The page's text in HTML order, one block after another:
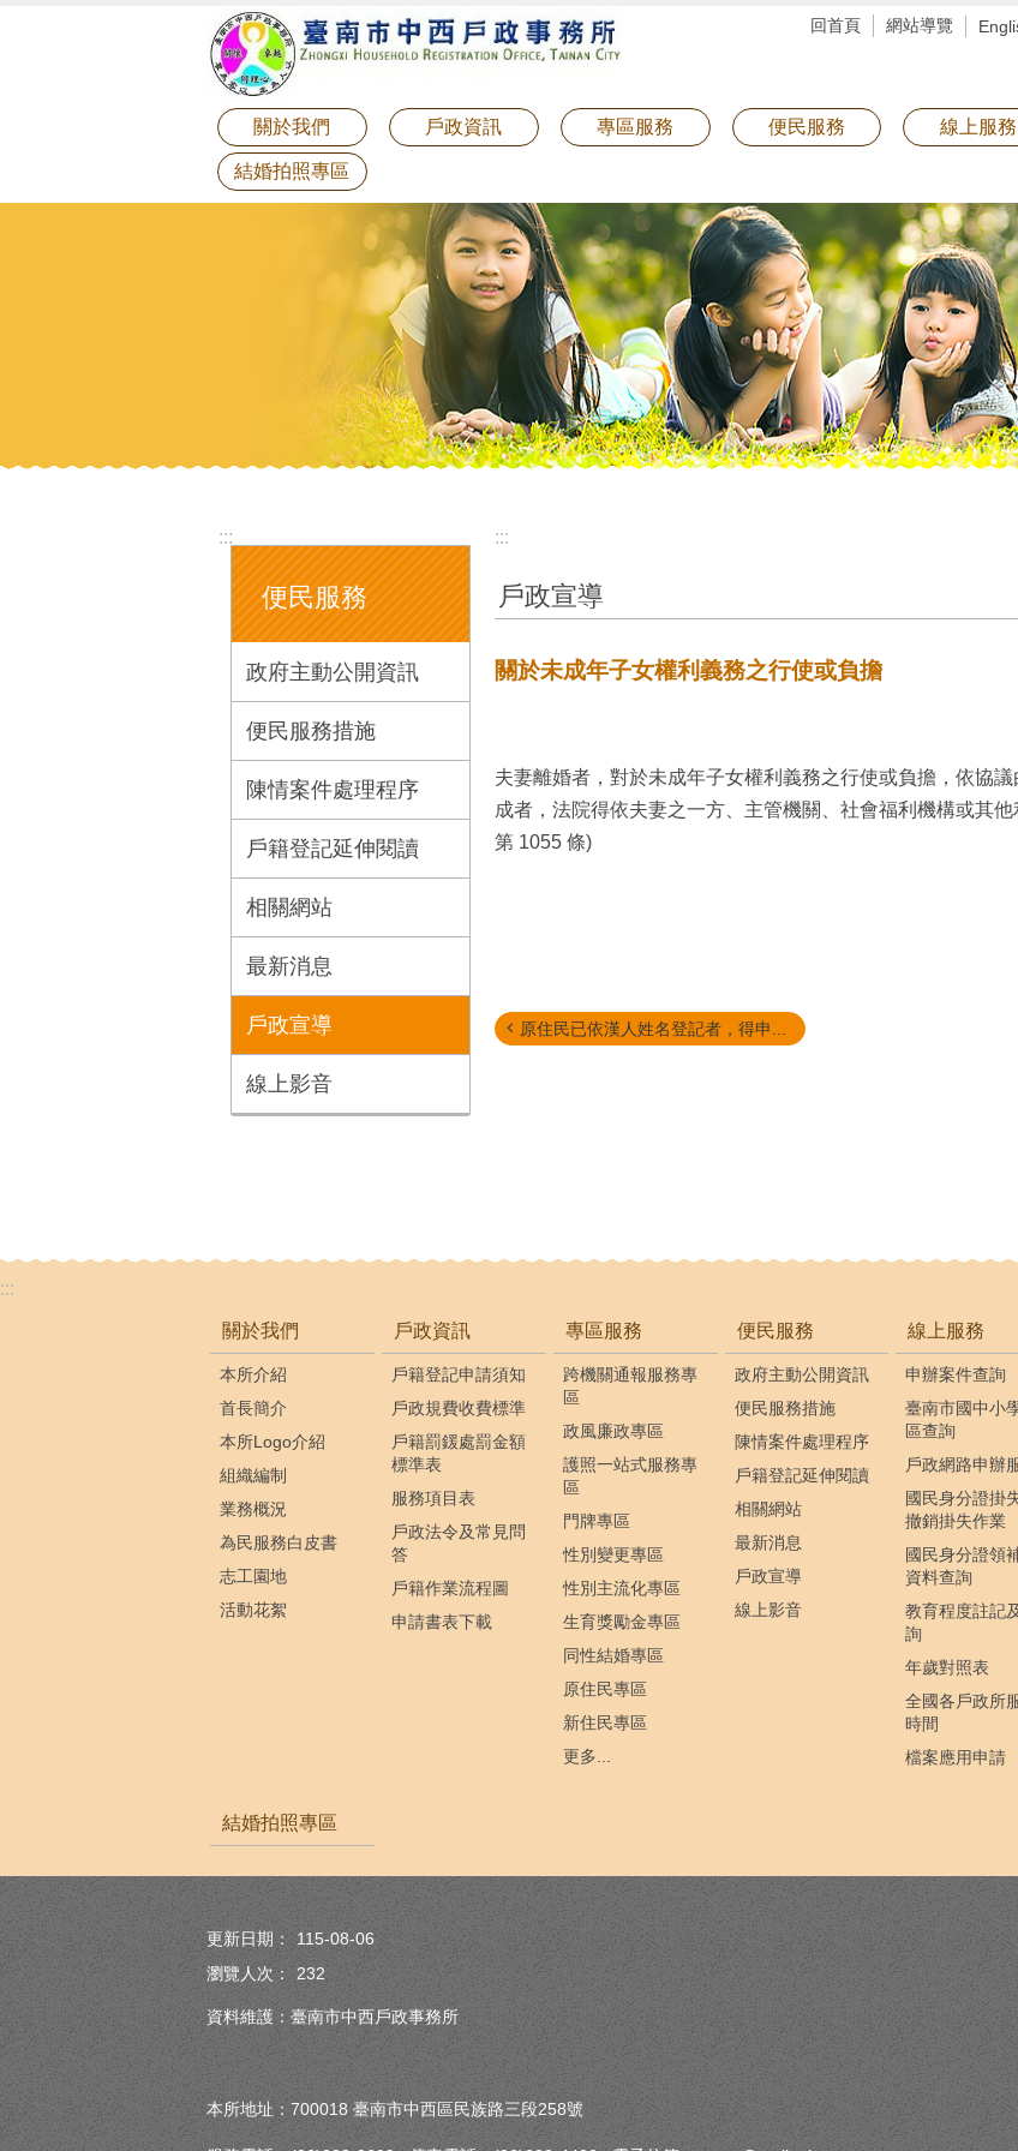
回首頁 網站導覽
關於我們 戶政資訊 專區服務 便民服務 線上服務
結婚拍照專區
:::
便民服務
政府主動公開資訊
便民服務措施
陳情案件處理程序
戶籍登記延伸閱讀
相關網站
最新消息
戶政宣導
線上影音
:::
戶政宣導
關於未成年子女權利義務之行使或負擔
夫妻離婚者，對於未成年子女權利義務之行使或負擔，依協
成者，法院得依夫妻之一方、主管機關、社會福利機構或其
第 1055 條)
原住民已依漢人姓名登記者，得申...
:::
關於我們
本所介紹
首長簡介
本所Logo介紹
組織編制
業務概況
為民服務白皮書
志工園地
活動花絮
戶政資訊
戶籍登記申請須知
戶政規費收費標準
戶籍罰鍰處罰金額
標準表
服務項目表
戶政法令及常見問
答
戶籍作業流程圖
申請書表下載
專區服務
跨機關通報服務專
區
政風廉政專區
護照一站式服務專
區
門牌專區
性別變更專區
性別主流化專區
生育獎勵金專區
同性結婚專區
原住民專區
新住民專區
更多...
便民服務
政府主動公開資訊
便民服務措施
陳情案件處理程序
戶籍登記延伸閱讀
相關網站
最新消息
戶政宣導
線上影音
線上服務
申辦案件查詢
臺南市國中小
區查詢
戶政網路申辦
國民身分證掛
撤銷掛失作業
國民身分證領
資料查詢
教育程度註記
詢
年歲對照表
全國各戶政所
時間
檔案應用申請
結婚拍照專區
更新日期：
115-08-06
瀏覽人次：
232
資料維護：臺南市中西戶政事務所
本所地址：700018 臺南市中西區民族路三段258號